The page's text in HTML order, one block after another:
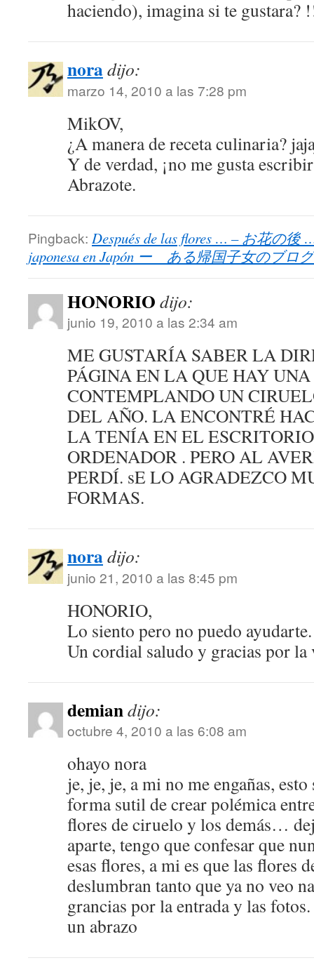
haciendo), imagina si te
noradijo:
marzo 14, 2010 a las 7:28 pm
MikOV,
¿A manera de receta culinaria?
Y de verdad, ¡no me gusta
Abrazote.
Pingback: Después de las flores … – お花の後
japonesa en Japón ー ある帰国子女のブログ
HONORIO dijo:
junio 19, 2010 a las 2:34 am
ME GUSTARÍA SABER LA
PÁGINA EN LA QUE HAY
CONTEMPLANDO UN
DEL AÑO. LA ENCONTRÉ
LA TENÍA EN EL
ORDENADOR . PERO AL
PERDÍ. sE LO AGRADEZCO
FORMAS.
noradijo:
junio 21, 2010 a las 8:45 pm
HONORIO,
Lo siento pero no puedo ayudarte.
Un cordial saludo y gracias por la
demiandijo:
octubre 4, 2010 a las 6:08 am
ohayo nora
je, je, je, a mi no me engañas,
forma sutil de crear polémica
flores de ciruelo y los demás…
aparte, tengo que confesar que
esas flores, a mi es que las flores
deslumbran tanto que ya no veo
grancias por la entrada y las fotos.
un abrazo